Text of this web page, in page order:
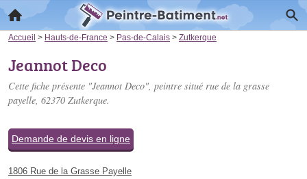
Accueil > Hauts-de-France > Pas-de-Calais > Zutkerque
Jeannot Deco
Cette fiche présente "Jeannot Deco", peintre situé rue de la grasse
payelle, 62370 Zutkerque.
Demande de devis en ligne
1806 Rue de la Grasse Payelle